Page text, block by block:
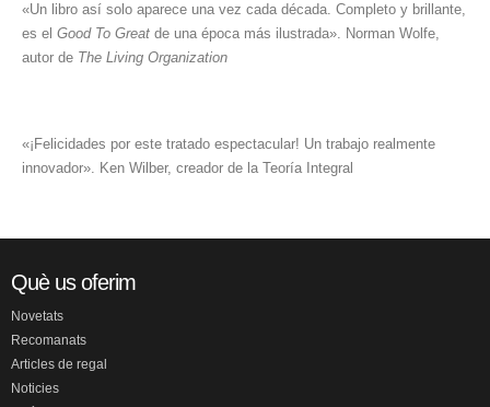
«Un libro así solo aparece una vez cada década. Completo y brillante,
es el Good To Great de una época más ilustrada». Norman Wolfe,
autor de The Living Organization
«¡Felicidades por este tratado espectacular! Un trabajo realmente
innovador». Ken Wilber, creador de la Teoría Integral
Què us oferim
Novetats
Recomanats
Articles de regal
Noticies